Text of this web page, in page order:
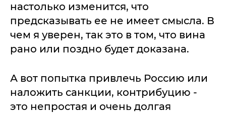
настолько изменится, что
предсказывать ее не имеет смысла. В
чем я уверен, так это в том, что вина
рано или поздно будет доказана.
А вот попытка привлечь Россию или
наложить санкции, контрибуцию -
это непростая и очень долгая